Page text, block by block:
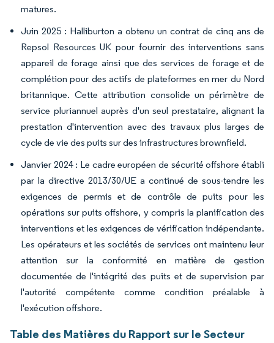
matures.
Juin 2025 : Halliburton a obtenu un contrat de cinq ans de
Repsol Resources UK pour fournir des interventions sans
appareil de forage ainsi que des services de forage et de
complétion pour des actifs de plateformes en mer du Nord
britannique. Cette attribution consolide un périmètre de
service pluriannuel auprès d'un seul prestataire, alignant la
prestation d'intervention avec des travaux plus larges de
cycle de vie des puits sur des infrastructures brownfield.
Janvier 2024 : Le cadre européen de sécurité offshore établi
par la directive 2013/30/UE a continué de sous-tendre les
exigences de permis et de contrôle de puits pour les
opérations sur puits offshore, y compris la planification des
interventions et les exigences de vérification indépendante.
Les opérateurs et les sociétés de services ont maintenu leur
attention sur la conformité en matière de gestion
documentée de l'intégrité des puits et de supervision par
l'autorité compétente comme condition préalable à
l'exécution offshore.
Table des Matières du Rapport sur le Secteur